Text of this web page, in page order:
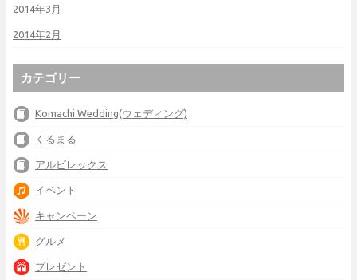
2014年3月
2014年2月
カテゴリー
Komachi Wedding(ウェディング)
くるまる
アルビレックス
イベント
キャンペーン
グルメ
プレゼント